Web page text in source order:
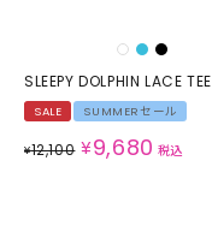
SLEEPY DOLPHIN LACE TEE
SALE SUMMERセール
¥12,100 ¥9,680 税込